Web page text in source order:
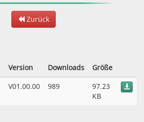
Zurück
Version Downloads Größe
V01.00.00 989
97.23
KB